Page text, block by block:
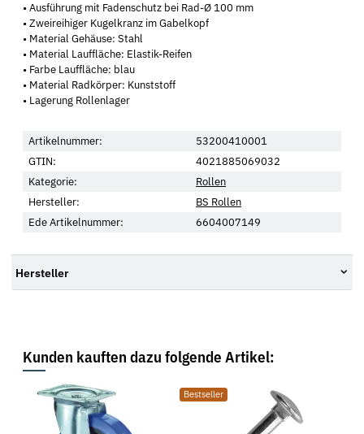
• Ausführung mit Fadenschutz bei Rad-Ø 100 mm
• Zweireihiger Kugelkranz im Gabelkopf
• Material Gehäuse: Stahl
• Material Lauffläche: Elastik-Reifen
• Farbe Lauffläche: blau
• Material Radkörper: Kunststoff
• Lagerung Rollenlager
Artikelnummer:
53200410001
GTIN:
4021885069032
Kategorie:
Rollen
Hersteller:
BS Rollen
Ede Artikelnummer:
6604007149
Hersteller
Kunden kauften dazu folgende Artikel:
Bestseller